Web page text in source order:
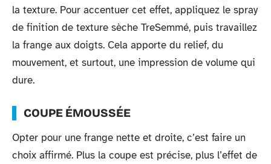
la texture. Pour accentuer cet effet, appliquez le spray
de finition de texture sèche TreSemmé, puis travaillez
la frange aux doigts. Cela apporte du relief, du
mouvement, et surtout, une impression de volume qui
dure.
COUPE ÉMOUSSÉE
Opter pour une frange nette et droite, c’est faire un
choix affirmé. Plus la coupe est précise, plus l’effet de